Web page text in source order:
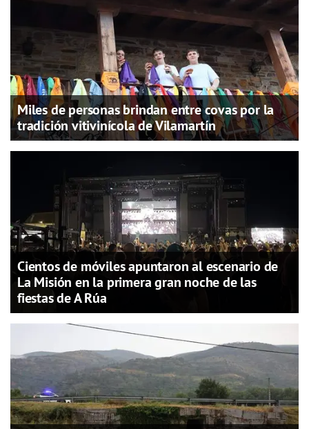
Miles de personas brindan entre covas por la
tradición vitivinícola de Vilamartín
Cientos de móviles apuntaron al escenario de
La Misión en la primera gran noche de las
fiestas de A Rúa